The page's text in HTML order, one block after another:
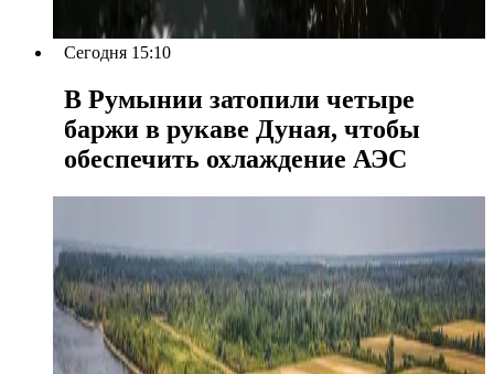
Сегодня 15:10
В Румынии затопили четыре
баржи в рукаве Дуная, чтобы
обеспечить охлаждение АЭС